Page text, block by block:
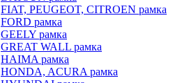
FIAT, PEUGEOT, CITROEN рамка
FORD рамка
GEELY рамка
GREAT WALL рамка
HAIMA рамка
HONDA, ACURA рамка